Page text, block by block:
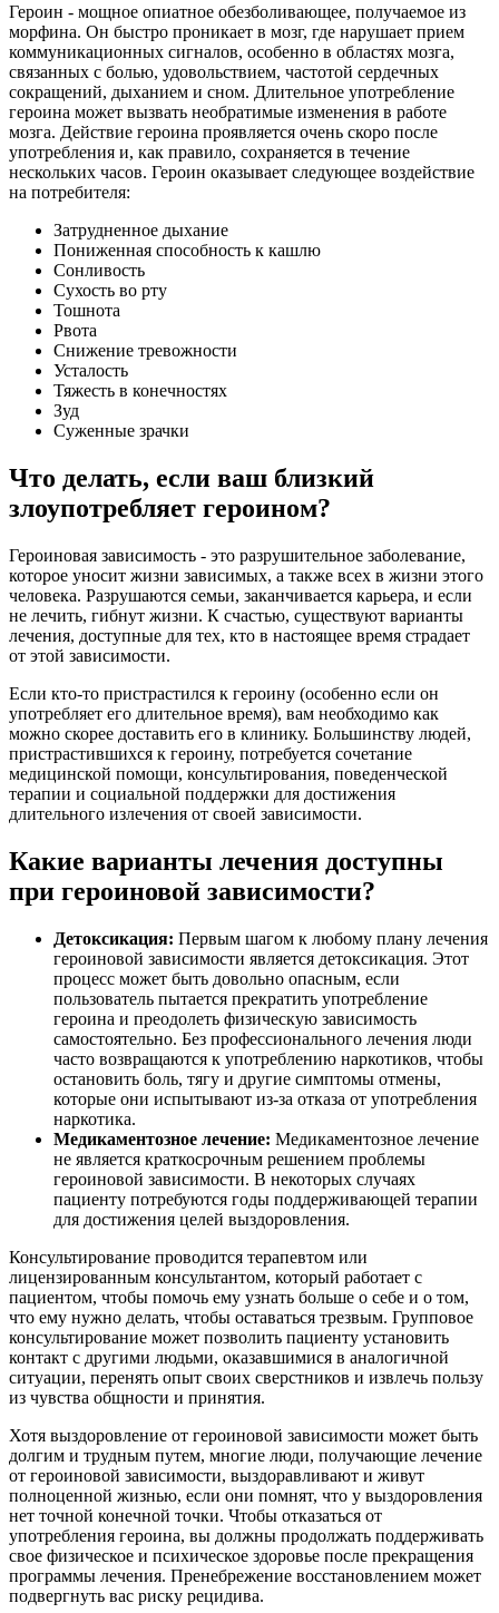
Героин - мощное опиатное обезболивающее, получаемое из
морфина. Он быстро проникает в мозг, где нарушает прием
коммуникационных сигналов, особенно в областях мозга,
связанных с болью, удовольствием, частотой сердечных
сокращений, дыханием и сном. Длительное употребление
героина может вызвать необратимые изменения в работе
мозга. Действие героина проявляется очень скоро после
употребления и, как правило, сохраняется в течение
нескольких часов. Героин оказывает следующее воздействие
на потребителя:
Затрудненное дыхание
Пониженная способность к кашлю
Сонливость
Сухость во рту
Тошнота
Рвота
Снижение тревожности
Усталость
Тяжесть в конечностях
Зуд
Суженные зрачки
Что делать, если ваш близкий
злоупотребляет героином?
Героиновая зависимость - это разрушительное заболевание,
которое уносит жизни зависимых, а также всех в жизни этого
человека. Разрушаются семьи, заканчивается карьера, и если
не лечить, гибнут жизни. К счастью, существуют варианты
лечения, доступные для тех, кто в настоящее время страдает
от этой зависимости.
Если кто-то пристрастился к героину (особенно если он
употребляет его длительное время), вам необходимо как
можно скорее доставить его в клинику. Большинству людей,
пристрастившихся к героину, потребуется сочетание
медицинской помощи, консультирования, поведенческой
терапии и социальной поддержки для достижения
длительного излечения от своей зависимости.
Какие варианты лечения доступны
при героиновой зависимости?
Детоксикация: Первым шагом к любому плану лечения
героиновой зависимости является детоксикация. Этот
процесс может быть довольно опасным, если
пользователь пытается прекратить употребление
героина и преодолеть физическую зависимость
самостоятельно. Без профессионального лечения люди
часто возвращаются к употреблению наркотиков, чтобы
остановить боль, тягу и другие симптомы отмены,
которые они испытывают из-за отказа от употребления
наркотика.
Медикаментозное лечение: Медикаментозное лечение
не является краткосрочным решением проблемы
героиновой зависимости. В некоторых случаях
пациенту потребуются годы поддерживающей терапии
для достижения целей выздоровления.
Консультирование проводится терапевтом или
лицензированным консультантом, который работает с
пациентом, чтобы помочь ему узнать больше о себе и о том,
что ему нужно делать, чтобы оставаться трезвым. Групповое
консультирование может позволить пациенту установить
контакт с другими людьми, оказавшимися в аналогичной
ситуации, перенять опыт своих сверстников и извлечь пользу
из чувства общности и принятия.
Хотя выздоровление от героиновой зависимости может быть
долгим и трудным путем, многие люди, получающие лечение
от героиновой зависимости, выздоравливают и живут
полноценной жизнью, если они помнят, что у выздоровления
нет точной конечной точки. Чтобы отказаться от
употребления героина, вы должны продолжать поддерживать
свое физическое и психическое здоровье после прекращения
программы лечения. Пренебрежение восстановлением может
подвергнуть вас риску рецидива.